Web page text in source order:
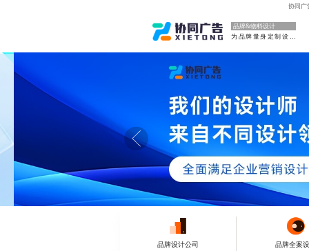
协同广
品牌&物料设计
为品牌量身定制设计
品牌设计公司 品牌全案